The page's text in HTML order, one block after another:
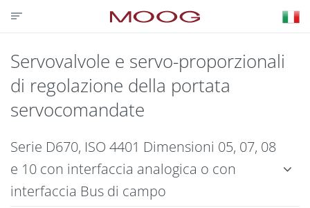
PARTNER LOGIN VISIT MOOG.COM
MOOG.IT
Servovalvole e servo-proporzionali
di regolazione della portata
servocomandate
Serie D670, ISO 4401 Dimensioni 05, 07, 08
e 10 con interfaccia analogica o con
interfaccia Bus di campo